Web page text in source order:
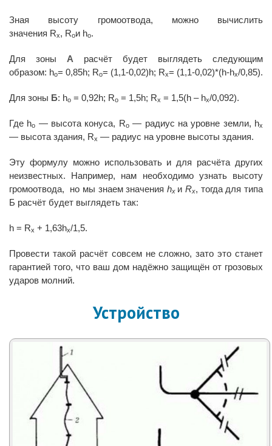
Зная высоту громоотвода, можно вычислить
значения Rx, Roи ho.
Для зоны А расчёт будет выглядеть следующим
образом: ho= 0,85h; Ro= (1,1-0,02)h; Rx= (1,1-0,02)*(h-hx/0,85).
Для зоны Б: ho = 0,92h; Ro = 1,5h; Rx = 1,5(h – hx/0,092).
Где ho — высота конуса, Ro— радиус на уровне земли, hx
— высота здания, Rx — радиус на уровне высоты здания.
Эту формулу можно использовать и для расчёта других
неизвестных. Например, нам необходимо узнать высоту
громоотвода, но мы знаем значения hx иRx, тогда для типа
Б расчёт будет выглядеть так:
h = Rx + 1,63hx/1,5.
Провести такой расчёт совсем не сложно, зато это станет
гарантией того, что ваш дом надёжно защищён от грозовых
ударов молний.
Устройство